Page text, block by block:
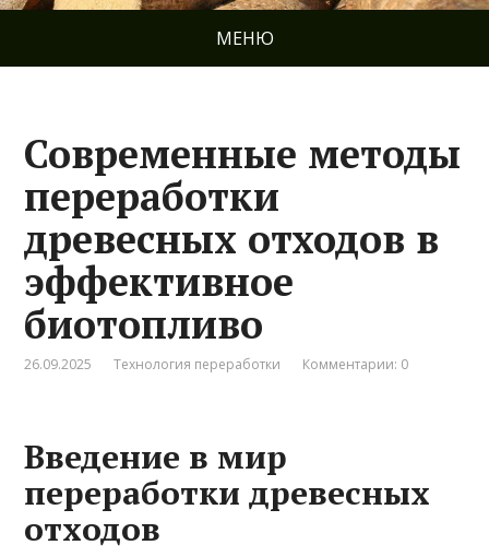
МЕНЮ
Современные методы
переработки
древесных отходов в
эффективное
биотопливо
26.09.2025 Технология переработки Комментарии: 0
Введение в мир
переработки древесных
отходов